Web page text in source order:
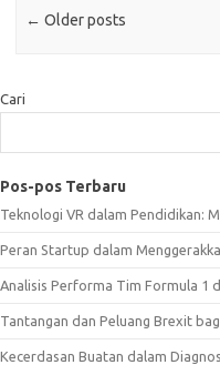
← Older posts
Cari
Pos-pos Terbaru
Teknologi VR dalam Pendidikan:
Peran Startup dalam
Analisis Performa Tim Formula 1
Tantangan dan Peluang Brexit
Kecerdasan Buatan dalam